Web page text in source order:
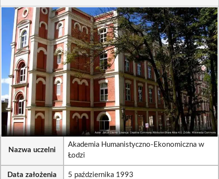
Nazwa uczelni
Akademia Humanistyczno-Ekonomiczna w
Łodzi
Data założenia 5 października 1993